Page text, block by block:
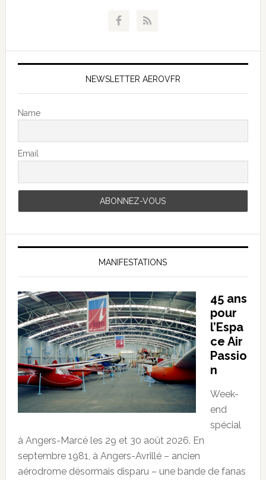
NEWSLETTER AEROVFR
Name
Email
MANIFESTATIONS
45 ans
pour
l’Espa
ce Air
Passio
n
Week-
end
spécial
à Angers-Marcé les 29 et 30 août 2026. En
septembre 1981, à Angers-Avrillé – ancien
aérodrome désormais disparu – une bande de fanas